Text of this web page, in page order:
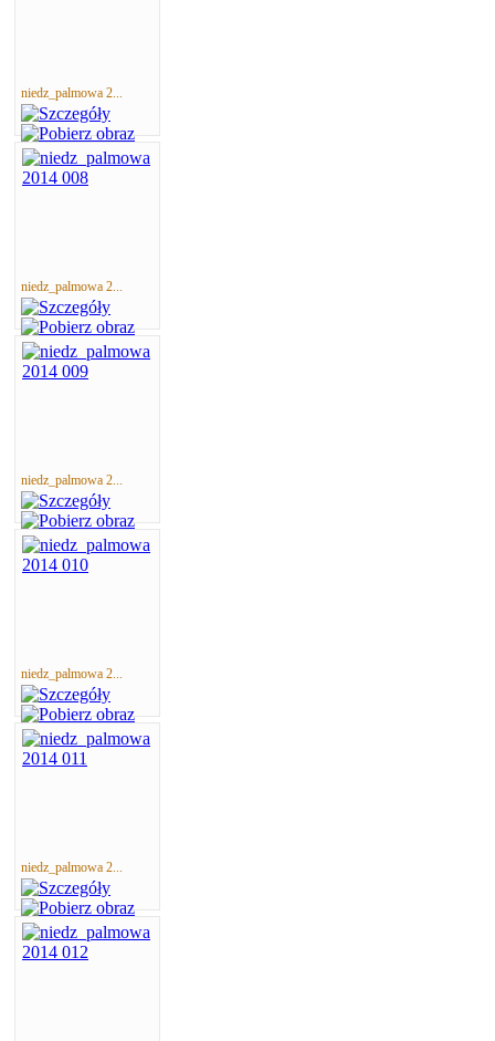
niedz_palmowa 2...
niedz_palmowa 2...
niedz_palmowa 2...
niedz_palmowa 2...
niedz_palmowa 2...